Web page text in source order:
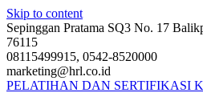
Skip to content
Sepinggan Pratama SQ3 No. 17
76115
08115499915, 0542-8520000
marketing@hrl.co.id
PELATIHAN DAN SERTIFIKASI